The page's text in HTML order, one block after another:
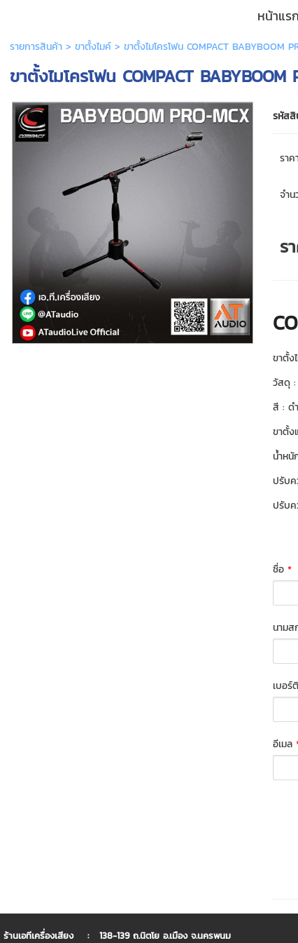
หน้าแรก
รายการสินค้า> ขาตั้งไมค์> ขาตั้งไมโครโฟน COMPACT BABYBOOM
ขาตั้งไมโครโฟน COMPACT BABYBOOM
รหัสสิ
ราค
จำน
ร
ขาตั้ง
วัสดุ :
สี : ดำ
ขาตั้ง
น้ำหนั
ปรับค
ปรับค
ชื่อ *
นามส
เบอร์
อีเมล
ร้านเอทีเครื่องเสียง : 138-139 ถ.นิตโย อ.เมือง จ.นครพนม